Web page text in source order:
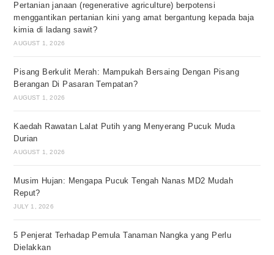
Pertanian janaan (regenerative agriculture) berpotensi
menggantikan pertanian kini yang amat bergantung kepada baja
kimia di ladang sawit?
AUGUST 1, 2026
Pisang Berkulit Merah: Mampukah Bersaing Dengan Pisang
Berangan Di Pasaran Tempatan?
AUGUST 1, 2026
Kaedah Rawatan Lalat Putih yang Menyerang Pucuk Muda
Durian
AUGUST 1, 2026
Musim Hujan: Mengapa Pucuk Tengah Nanas MD2 Mudah
Reput?
JULY 1, 2026
5 Penjerat Terhadap Pemula Tanaman Nangka yang Perlu
Dielakkan